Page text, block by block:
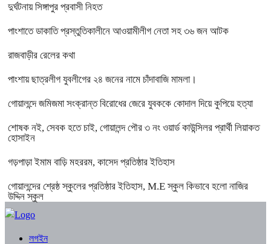
দুর্ঘটনায় সিঙ্গাপুর প্রবাসী নিহত
পাংশাতে ডাকাতি প্রস্তুতিকালীনে আওয়ামীলীগ নেতা সহ ৩৬ জন আটক
রাজবাড়ীর রেলের কথা
পাংশায় ছাত্রলীগ যুবলীগের ২৪ জনের নামে চাঁদাবাজি মামলা।
গোয়ালন্দে জমিজমা সংক্রান্ত বিরোধের জেরে যুবককে কোদাল দিয়ে কুপিয়ে হত্যা
শোষক নই, সেবক হতে চাই, গোয়ালন্দ পৌর ৩ নং ওয়ার্ড কাউন্সিলর প্রার্থী লিয়াকত
হোসাইন
গড়পাড়া ইমাম বাড়ি মহররম, কাসেদ প্রতিষ্ঠার ইতিহাস
গোয়ালন্দের শ্রেষ্ঠ স্কুলের প্রতিষ্ঠার ইতিহাস, M.E স্কুল কিভাবে হলো নাজির
উদ্দিন স্কুল
লগইন